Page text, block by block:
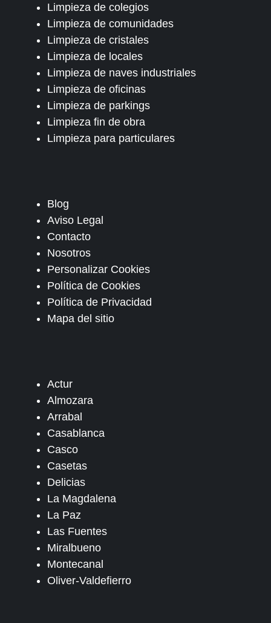
Limpieza de colegios
Limpieza de comunidades
Limpieza de cristales
Limpieza de locales
Limpieza de naves industriales
Limpieza de oficinas
Limpieza de parkings
Limpieza fin de obra
Limpieza para particulares
Blog
Aviso Legal
Contacto
Nosotros
Personalizar Cookies
Política de Cookies
Política de Privacidad
Mapa del sitio
Actur
Almozara
Arrabal
Casablanca
Casco
Casetas
Delicias
La Magdalena
La Paz
Las Fuentes
Miralbueno
Montecanal
Oliver-Valdefierro